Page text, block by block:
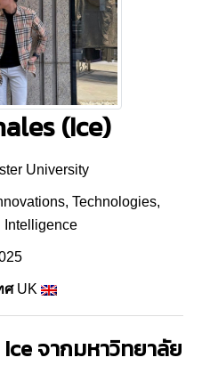
(Ice)
University
Technologies,
Intelligence
ศUK
จากมหาวิทยาลัย